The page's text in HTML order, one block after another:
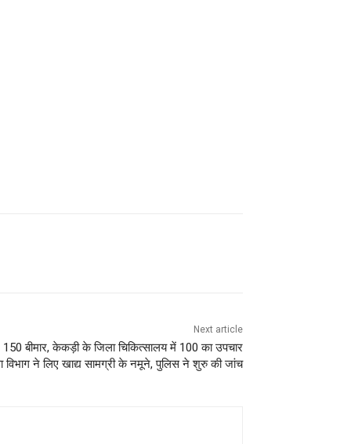
Next article
बीमार, केकड़ी के जिला चिकित्सालय में 100 का उपचार
विभाग ने लिए खाद्य सामग्री के नमूने, पुलिस ने शुरु की जांच